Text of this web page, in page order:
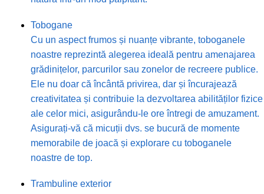
Tobogane
Cu un aspect frumos și nuanțe vibrante, toboganele
noastre reprezintă alegerea ideală pentru amenajarea
grădinițelor, parcurilor sau zonelor de recreere publice.
Ele nu doar că încântă privirea, dar și încurajează
creativitatea și contribuie la dezvoltarea abilităților fizice
ale celor mici, asigurându-le ore întregi de amuzament.
Asigurați-vă că micuții dvs. se bucură de momente
memorabile de joacă și explorare cu toboganele
noastre de top.
Trambuline exterior